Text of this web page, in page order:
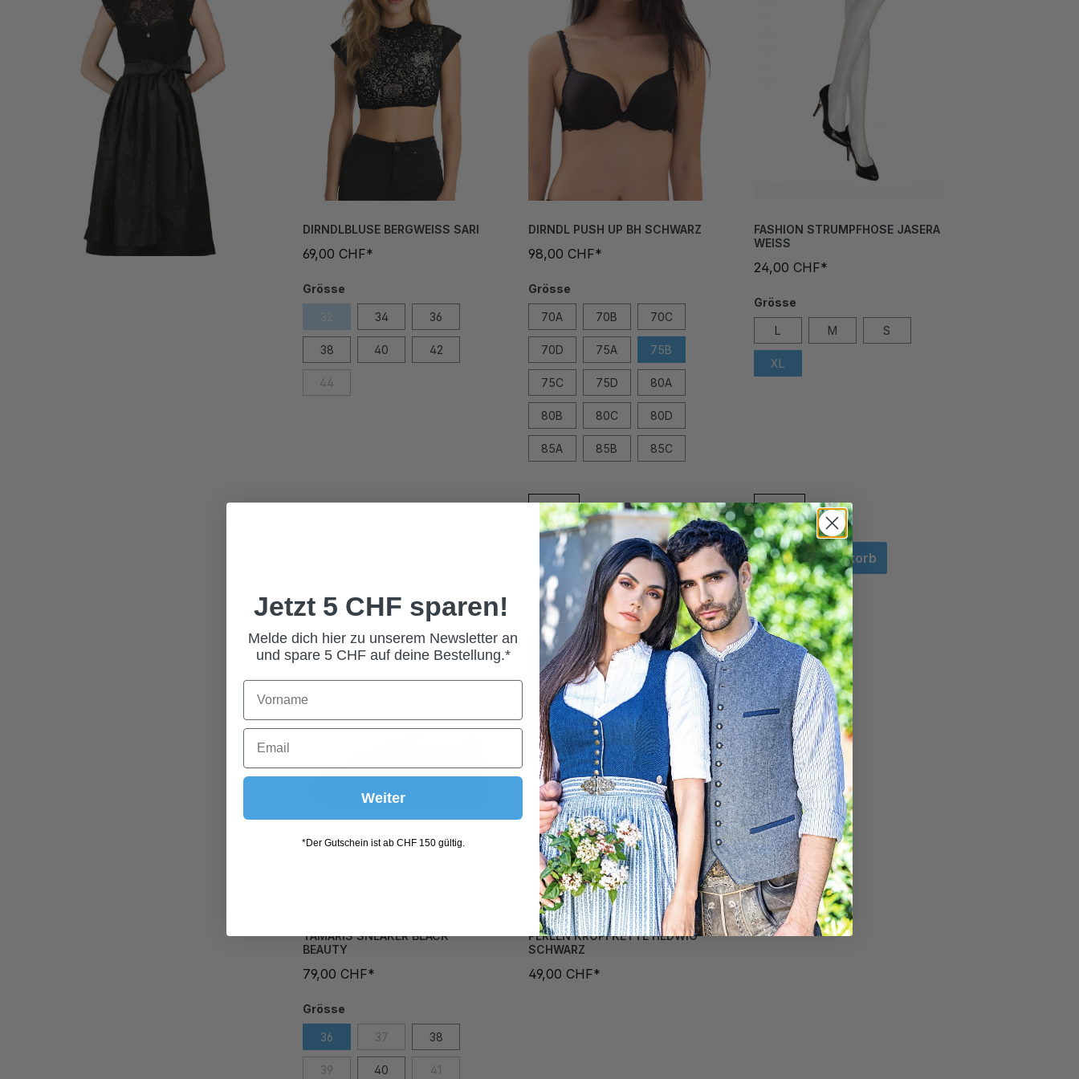
DIRNDLBLUSE BERGWEISS SARI
69,00 CHF*
Grösse
32 34 36
38 40 42
44
DIRNDL PUSH UP BH SCHWARZ
98,00 CHF*
Grösse
70A 70B 70C
70D 75A 75B
75C 75D 80A
80B 80C 80D
85A 85B 85C
In den Warenkorb
FASHION STRUMPFHOSE JASERA
WEISS
24,00 CHF*
Grösse
L M S
XL
In den Warenkorb
TAMARIS SNEAKER BLACK
BEAUTY
79,00 CHF*
Grösse
36 37 38
39 40 41
PERLEN KROPFKETTE HEDWIG
SCHWARZ
49,00 CHF*
Jetzt 5 CHF sparen!
Melde dich hier zu unserem Newsletter an
und spare 5 CHF auf deine Bestellung.*
Weiter
*Der Gutschein ist ab CHF 150 gültig.